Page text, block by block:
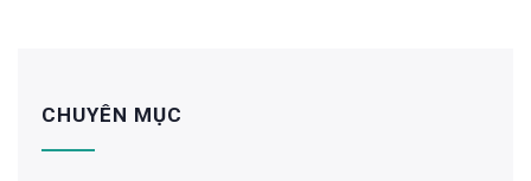
CHUYÊN MỤC